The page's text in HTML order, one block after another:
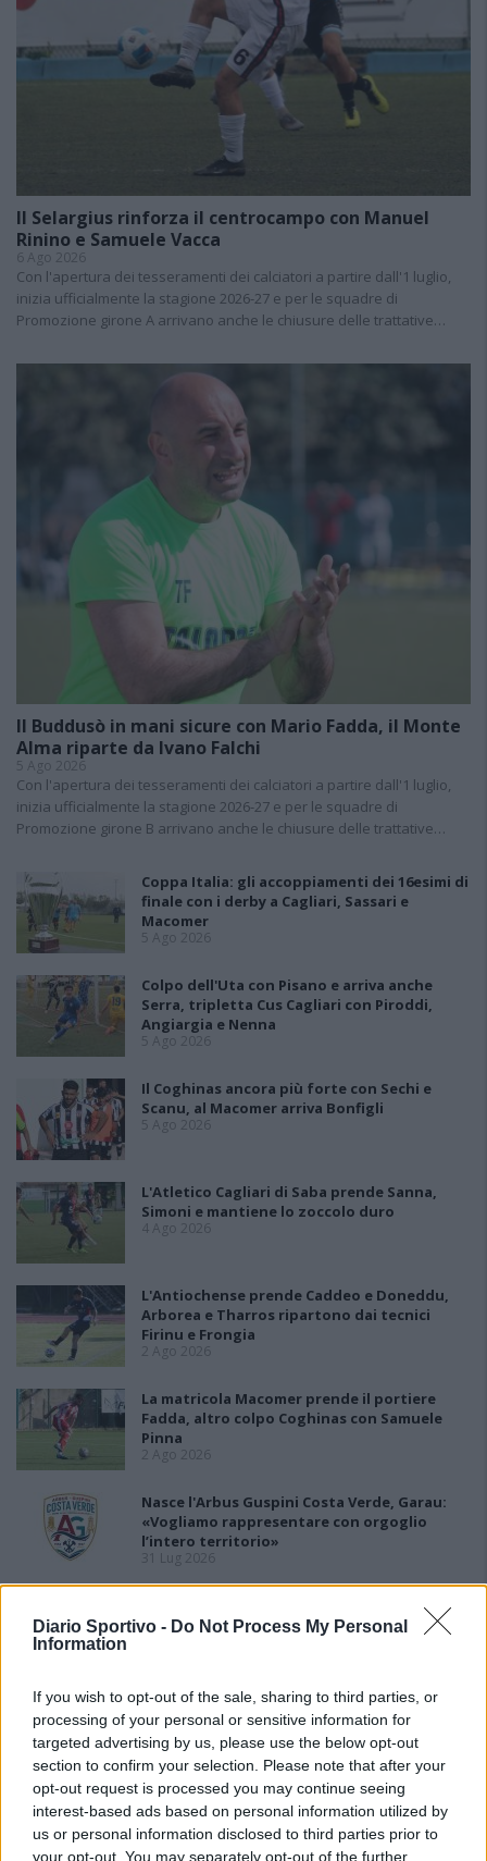
Diario Sportivo - Do Not Process My Personal
Information
If you wish to opt-out of the sale, sharing to third parties, or
processing of your personal or sensitive information for
targeted advertising by us, please use the below opt-out
section to confirm your selection. Please note that after your
opt-out request is processed you may continue seeing
interest-based ads based on personal information utilized by
us or personal information disclosed to third parties prior to
your opt-out. You may separately opt-out of the further
Il Selargius rinforza il centrocampo con Manuel
Rinino e Samuele Vacca
6 Ago 2026
Con l'apertura dei tesseramenti dei calciatori a partire dall'1 luglio,
inizia ufficialmente la stagione 2026-27 e per le squadre di
Promozione girone A arrivano anche le chiusure delle trattative…
Il Buddusò in mani sicure con Mario Fadda, il Monte
Alma riparte da Ivano Falchi
5 Ago 2026
Con l'apertura dei tesseramenti dei calciatori a partire dall'1 luglio,
inizia ufficialmente la stagione 2026-27 e per le squadre di
Promozione girone B arrivano anche le chiusure delle trattative…
Coppa Italia: gli accoppiamenti dei 16esimi di
finale con i derby a Cagliari, Sassari e
Macomer
5 Ago 2026
Colpo dell'Uta con Pisano e arriva anche
Serra, tripletta Cus Cagliari con Piroddi,
Angiargia e Nenna
5 Ago 2026
Il Coghinas ancora più forte con Sechi e
Scanu, al Macomer arriva Bonfigli
5 Ago 2026
L'Atletico Cagliari di Saba prende Sanna,
Simoni e mantiene lo zoccolo duro
4 Ago 2026
L'Antiochense prende Caddeo e Doneddu,
Arborea e Tharros ripartono dai tecnici
Firinu e Frongia
2 Ago 2026
La matricola Macomer prende il portiere
Fadda, altro colpo Coghinas con Samuele
Pinna
2 Ago 2026
Nasce l'Arbus Guspini Costa Verde, Garau:
«Vogliamo rappresentare con orgoglio
l’intero territorio»
31 Lug 2026
Il Sant'Elena si riprende il difensore Mancusi
28 Lug 2026